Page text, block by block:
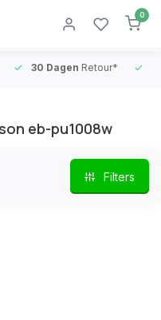
0
30 Dagen Retour*
eb-pu1008w
Filters